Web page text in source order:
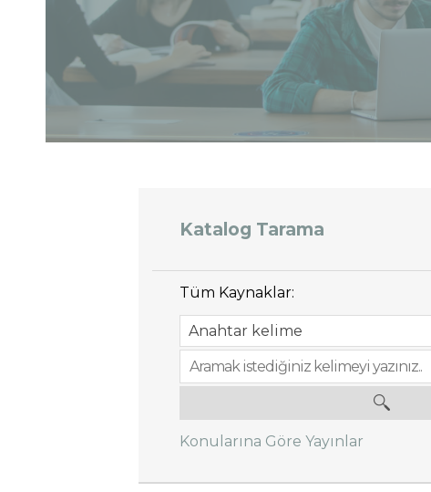
Katalog Tarama
Tüm Kaynaklar:
Konularına Göre Yayınlar